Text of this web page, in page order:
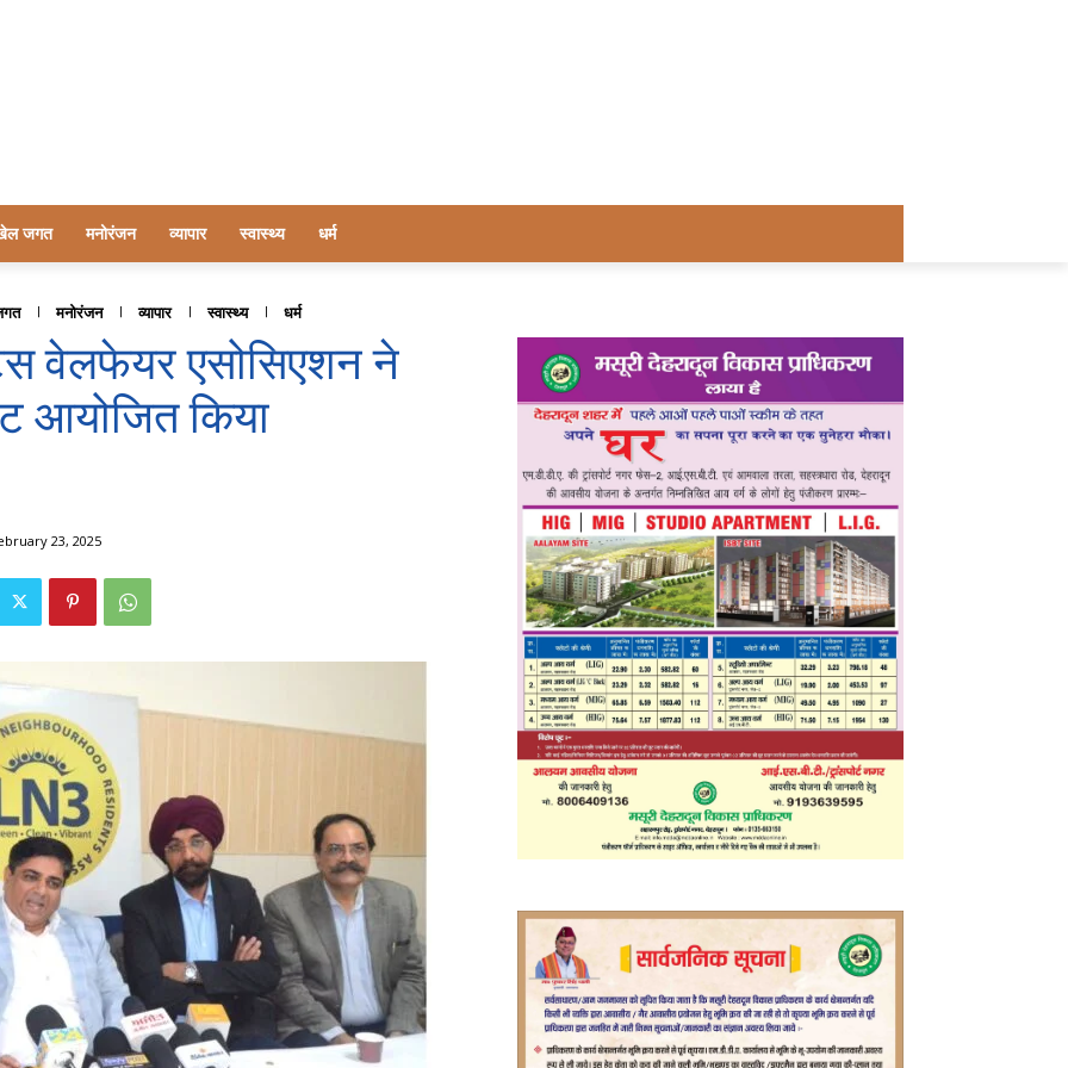
जगत मनोरंजन व्यापार स्वास्थ्य धर्म
मनोरंजन व्यापार स्वास्थ्य धर्म
वेलफेयर एसोसिएशन ने
आयोजित किया
23, 2025